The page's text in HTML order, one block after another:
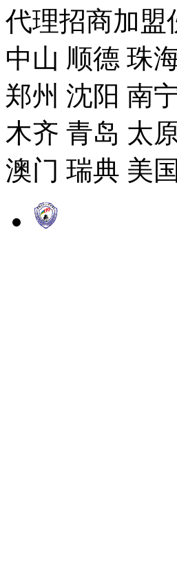
代理招商加盟
中山 顺德 珠
郑州 沈阳 南
木齐 青岛 太
澳门 瑞典 美